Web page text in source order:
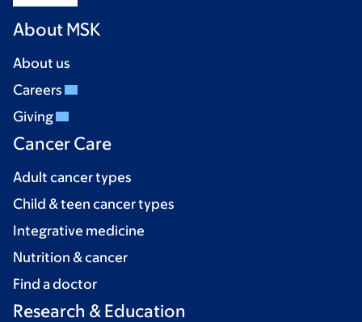
About MSK
About us
Careers
Giving
Cancer Care
Adult cancer types
Child & teen cancer types
Integrative medicine
Nutrition & cancer
Find a doctor
Research & Education